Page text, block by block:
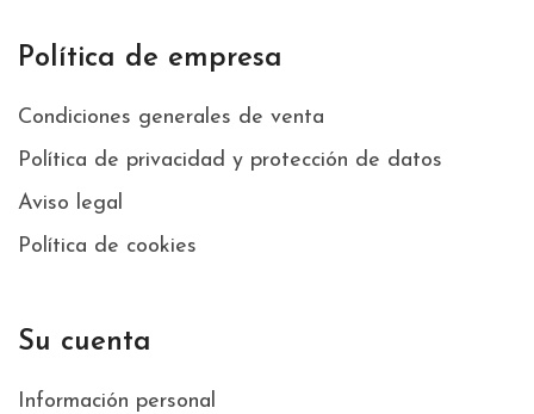
Política de empresa
Condiciones generales de venta
Política de privacidad y protección de datos
Aviso legal
Política de cookies
Su cuenta
Información personal